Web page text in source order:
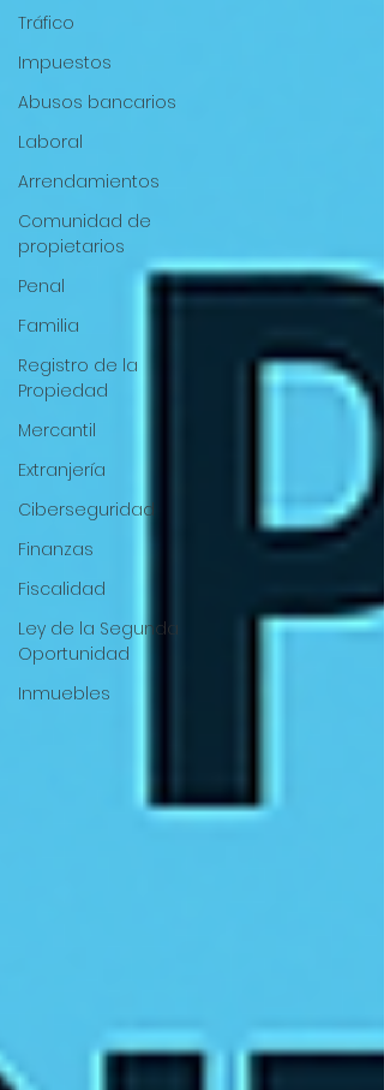
Tráfico
Impuestos
Abusos bancarios
Laboral
Arrendamientos
Comunidad de
propietarios
Penal
Familia
Registro de la
Propiedad
Mercantil
Extranjería
Ciberseguridad
Finanzas
Fiscalidad
Ley de la Segunda
Oportunidad
Inmuebles